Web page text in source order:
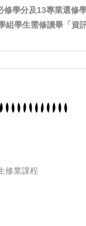
修學分及 13專業選修
組學生需修讀畢「資
修業課程